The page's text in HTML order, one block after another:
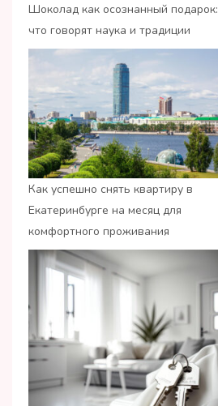
Шоколад как осознанный подарок:
что говорят наука и традиции
Как успешно снять квартиру в
Екатеринбурге на месяц для
комфортного проживания